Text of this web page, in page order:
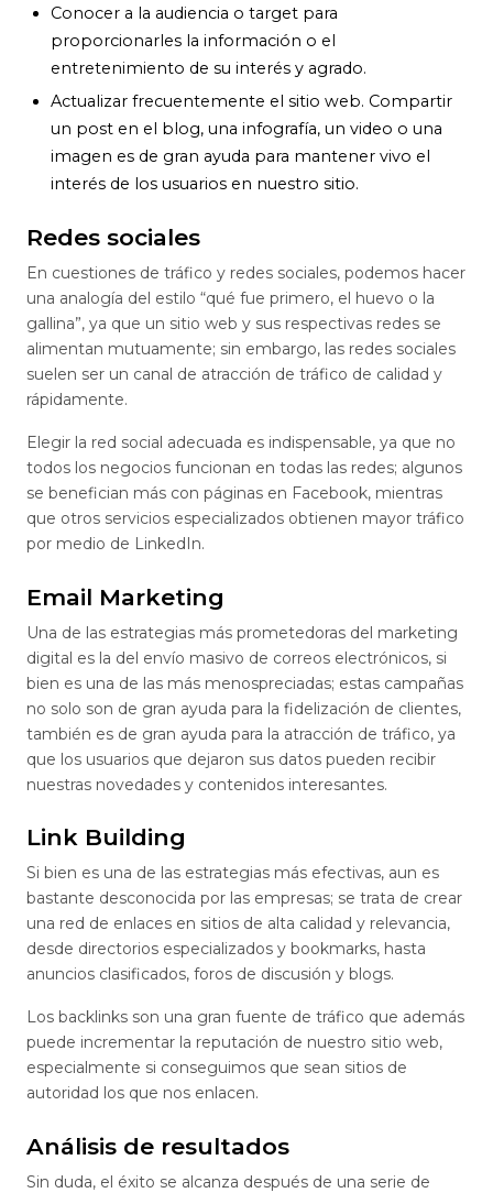
Conocer a la audiencia o target para
proporcionarles la información o el
entretenimiento de su interés y agrado.
Actualizar frecuentemente el sitio web. Compartir
un post en el blog, una infografía, un video o una
imagen es de gran ayuda para mantener vivo el
interés de los usuarios en nuestro sitio.
Redes sociales
En cuestiones de tráfico y redes sociales, podemos hacer
una analogía del estilo “qué fue primero, el huevo o la
gallina”, ya que un sitio web y sus respectivas redes se
alimentan mutuamente; sin embargo, las redes sociales
suelen ser un canal de atracción de tráfico de calidad y
rápidamente.
Elegir la red social adecuada es indispensable, ya que no
todos los negocios funcionan en todas las redes; algunos
se benefician más con páginas en Facebook, mientras
que otros servicios especializados obtienen mayor tráfico
por medio de LinkedIn.
Email Marketing
Una de las estrategias más prometedoras del marketing
digital es la del envío masivo de correos electrónicos, si
bien es una de las más menospreciadas; estas campañas
no solo son de gran ayuda para la fidelización de clientes,
también es de gran ayuda para la atracción de tráfico, ya
que los usuarios que dejaron sus datos pueden recibir
nuestras novedades y contenidos interesantes.
Link Building
Si bien es una de las estrategias más efectivas, aun es
bastante desconocida por las empresas; se trata de crear
una red de enlaces en sitios de alta calidad y relevancia,
desde directorios especializados y bookmarks, hasta
anuncios clasificados, foros de discusión y blogs.
Los backlinks son una gran fuente de tráfico que además
puede incrementar la reputación de nuestro sitio web,
especialmente si conseguimos que sean sitios de
autoridad los que nos enlacen.
Análisis de resultados
Sin duda, el éxito se alcanza después de una serie de